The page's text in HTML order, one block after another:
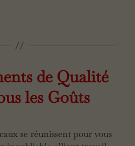
de Qualité
les Goûts
se réunissent pour vous